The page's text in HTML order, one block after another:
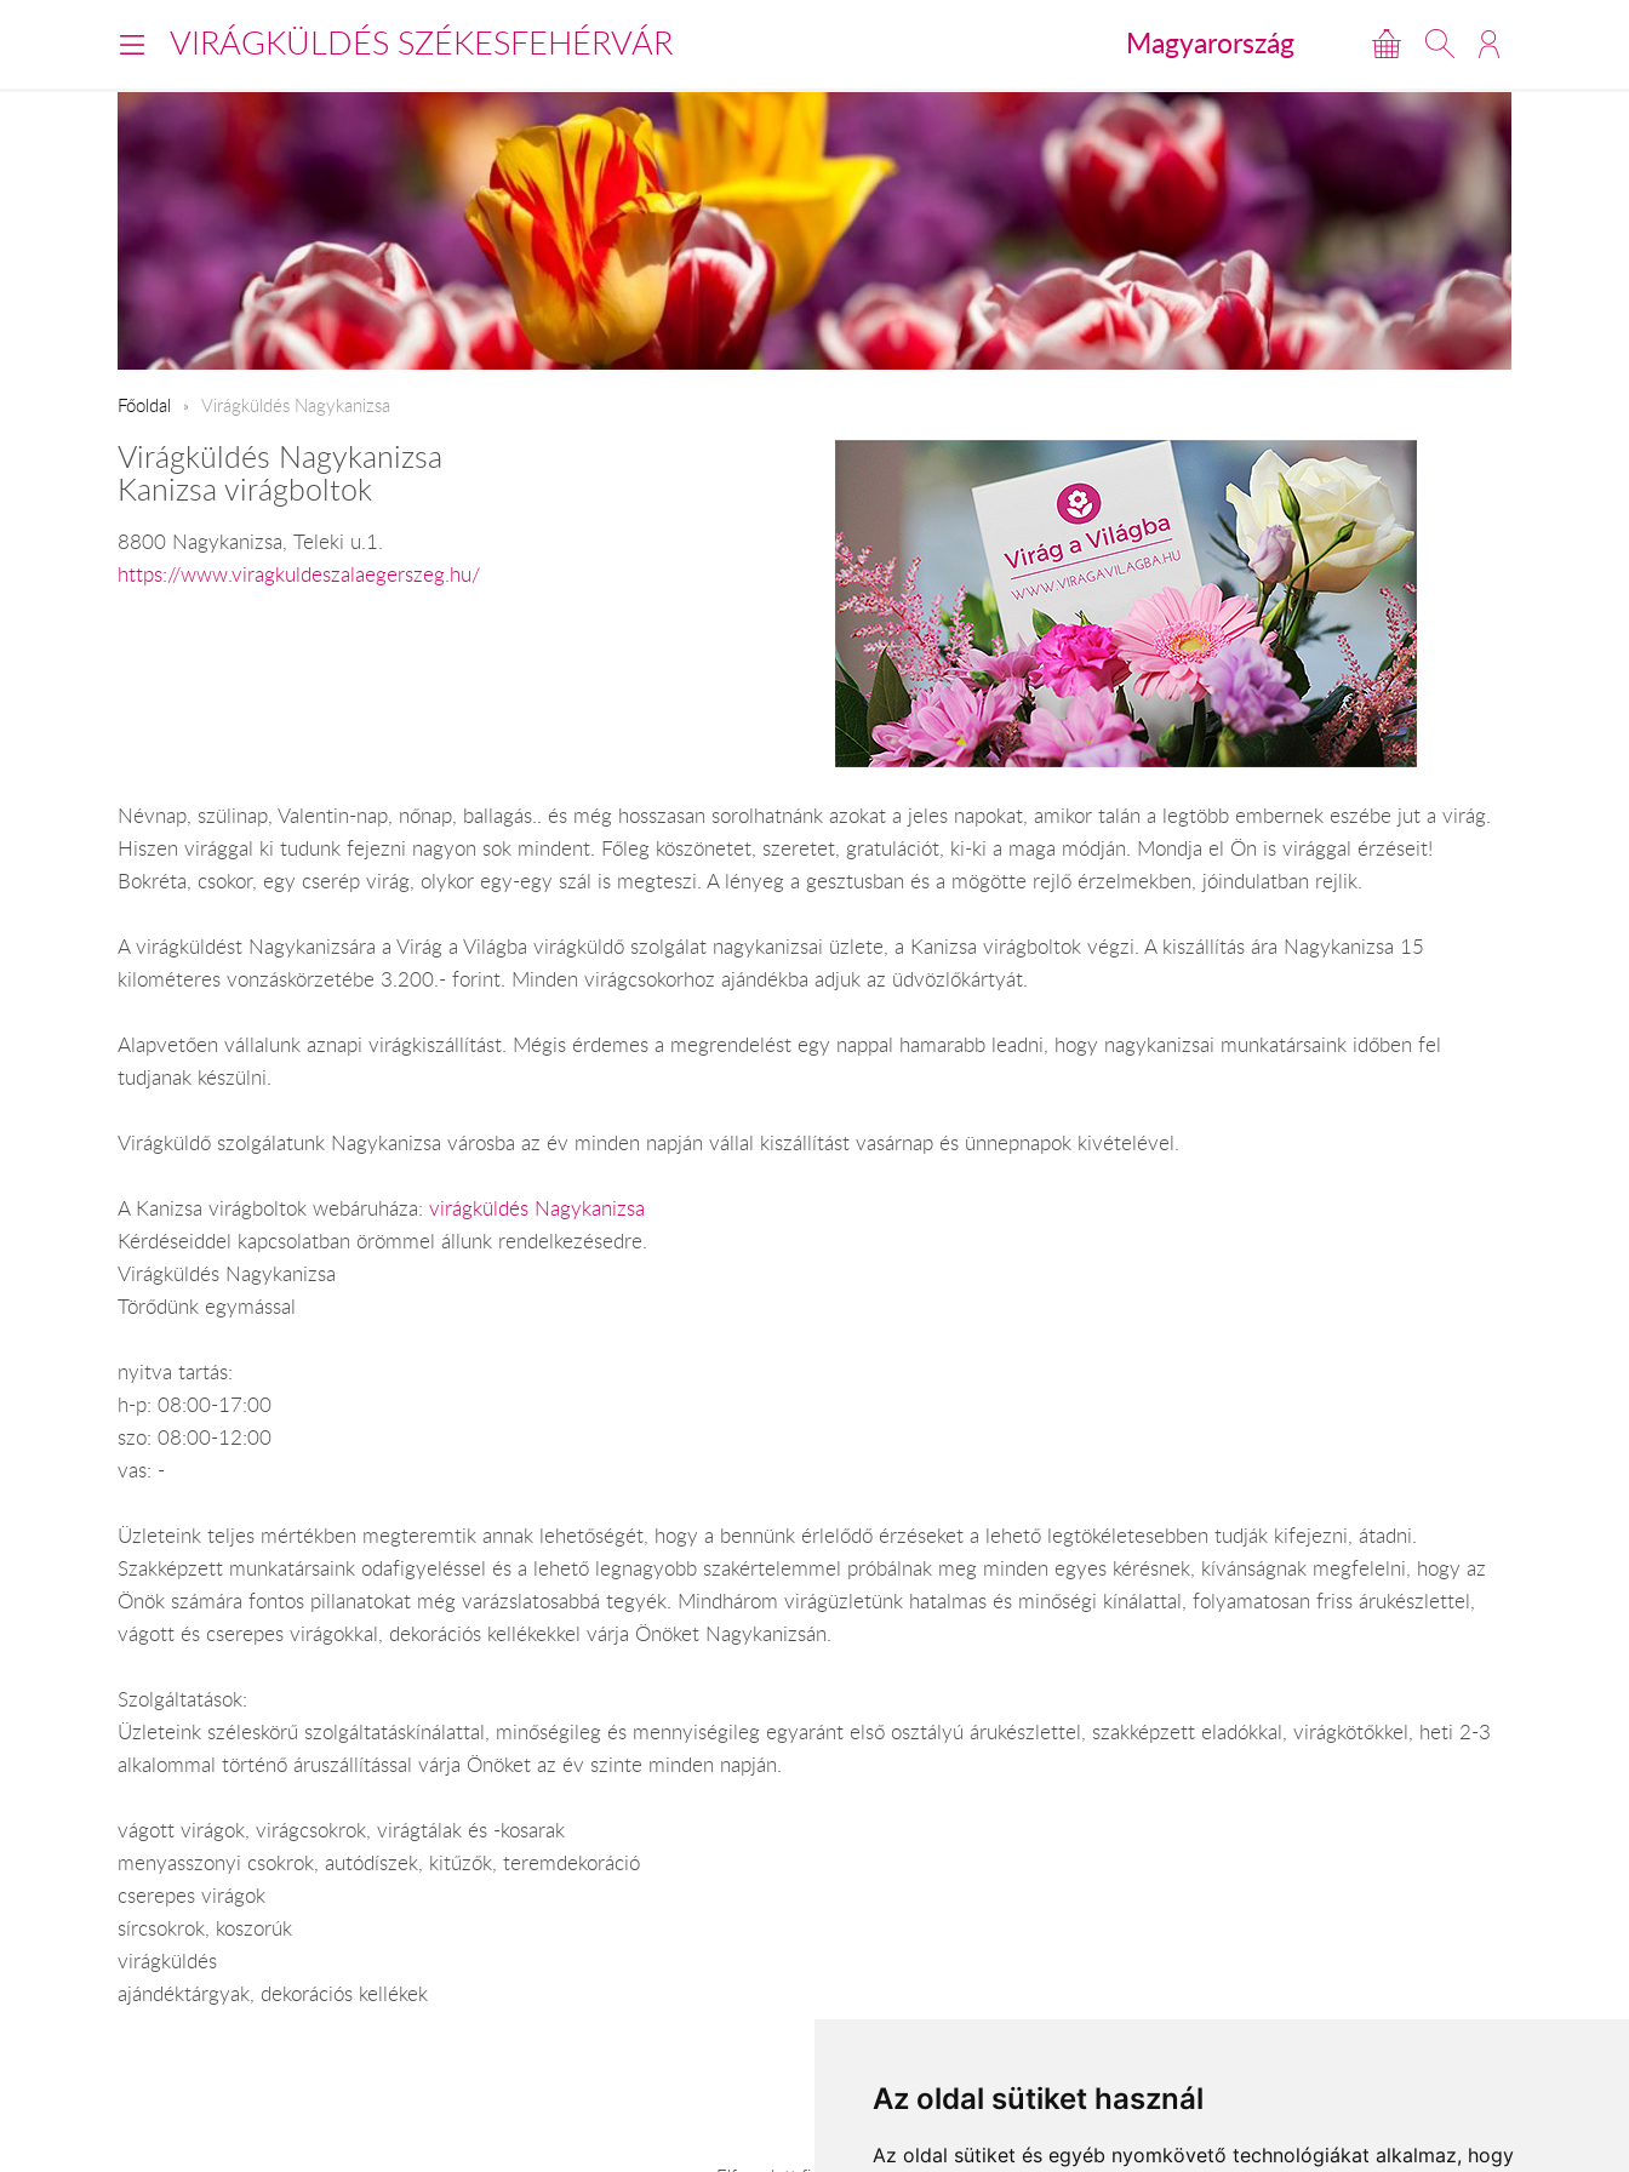
Az oldal sütiket használ
Az oldal sütiket és egyéb nyomkövető technológiákat alkalmaz, hogy
VIRÁGKÜLDÉS SZÉKESFEHÉRVÁR Magyarország
Főoldal Virágküldés Nagykanizsa
Virágküldés Nagykanizsa
Kanizsa virágboltok
8800 Nagykanizsa, Teleki u.1.
https://www.viragkuldeszalaegerszeg.hu/
Névnap, szülinap, Valentin-nap, nőnap, ballagás.. és még hosszasan sorolhatnánk azokat a jeles napokat, amikor talán a legtöbb embernek eszébe jut a virág.
Hiszen virággal ki tudunk fejezni nagyon sok mindent. Főleg köszönetet, szeretet, gratulációt, ki-ki a maga módján. Mondja el Ön is virággal érzéseit!
Bokréta, csokor, egy cserép virág, olykor egy-egy szál is megteszi. A lényeg a gesztusban és a mögötte rejlő érzelmekben, jóindulatban rejlik.
A virágküldést Nagykanizsára a Virág a Világba virágküldő szolgálat nagykanizsai üzlete, a Kanizsa virágboltok végzi. A kiszállítás ára Nagykanizsa 15
kilométeres vonzáskörzetébe 3.200.- forint. Minden virágcsokorhoz ajándékba adjuk az üdvözlőkártyát.
Alapvetően vállalunk aznapi virágkiszállítást. Mégis érdemes a megrendelést egy nappal hamarabb leadni, hogy nagykanizsai munkatársaink időben fel
tudjanak készülni.
Virágküldő szolgálatunk Nagykanizsa városba az év minden napján vállal kiszállítást vasárnap és ünnepnapok kivételével.
A Kanizsa virágboltok webáruháza: virágküldés Nagykanizsa
Kérdéseiddel kapcsolatban örömmel állunk rendelkezésedre.
Virágküldés Nagykanizsa
Törődünk egymással
nyitva tartás:
h-p: 08:00-17:00
szo: 08:00-12:00
vas: -
Üzleteink teljes mértékben megteremtik annak lehetőségét, hogy a bennünk érlelődő érzéseket a lehető legtökéletesebben tudják kifejezni, átadni.
Szakképzett munkatársaink odafigyeléssel és a lehető legnagyobb szakértelemmel próbálnak meg minden egyes kérésnek, kívánságnak megfelelni, hogy az
Önök számára fontos pillanatokat még varázslatosabbá tegyék. Mindhárom virágüzletünk hatalmas és minőségi kínálattal, folyamatosan friss árukészlettel,
vágott és cserepes virágokkal, dekorációs kellékekkel várja Önöket Nagykanizsán.
Szolgáltatások:
Üzleteink széleskörű szolgáltatáskínálattal, minőségileg és mennyiségileg egyaránt első osztályú árukészlettel, szakképzett eladókkal, virágkötőkkel, heti 2-3
alkalommal történő áruszállítással várja Önöket az év szinte minden napján.
vágott virágok, virágcsokrok, virágtálak és -kosarak
menyasszonyi csokrok, autódíszek, kitűzők, teremdekoráció
cserepes virágok
sírcsokrok, koszorúk
virágküldés
ajándéktárgyak, dekorációs kellékek